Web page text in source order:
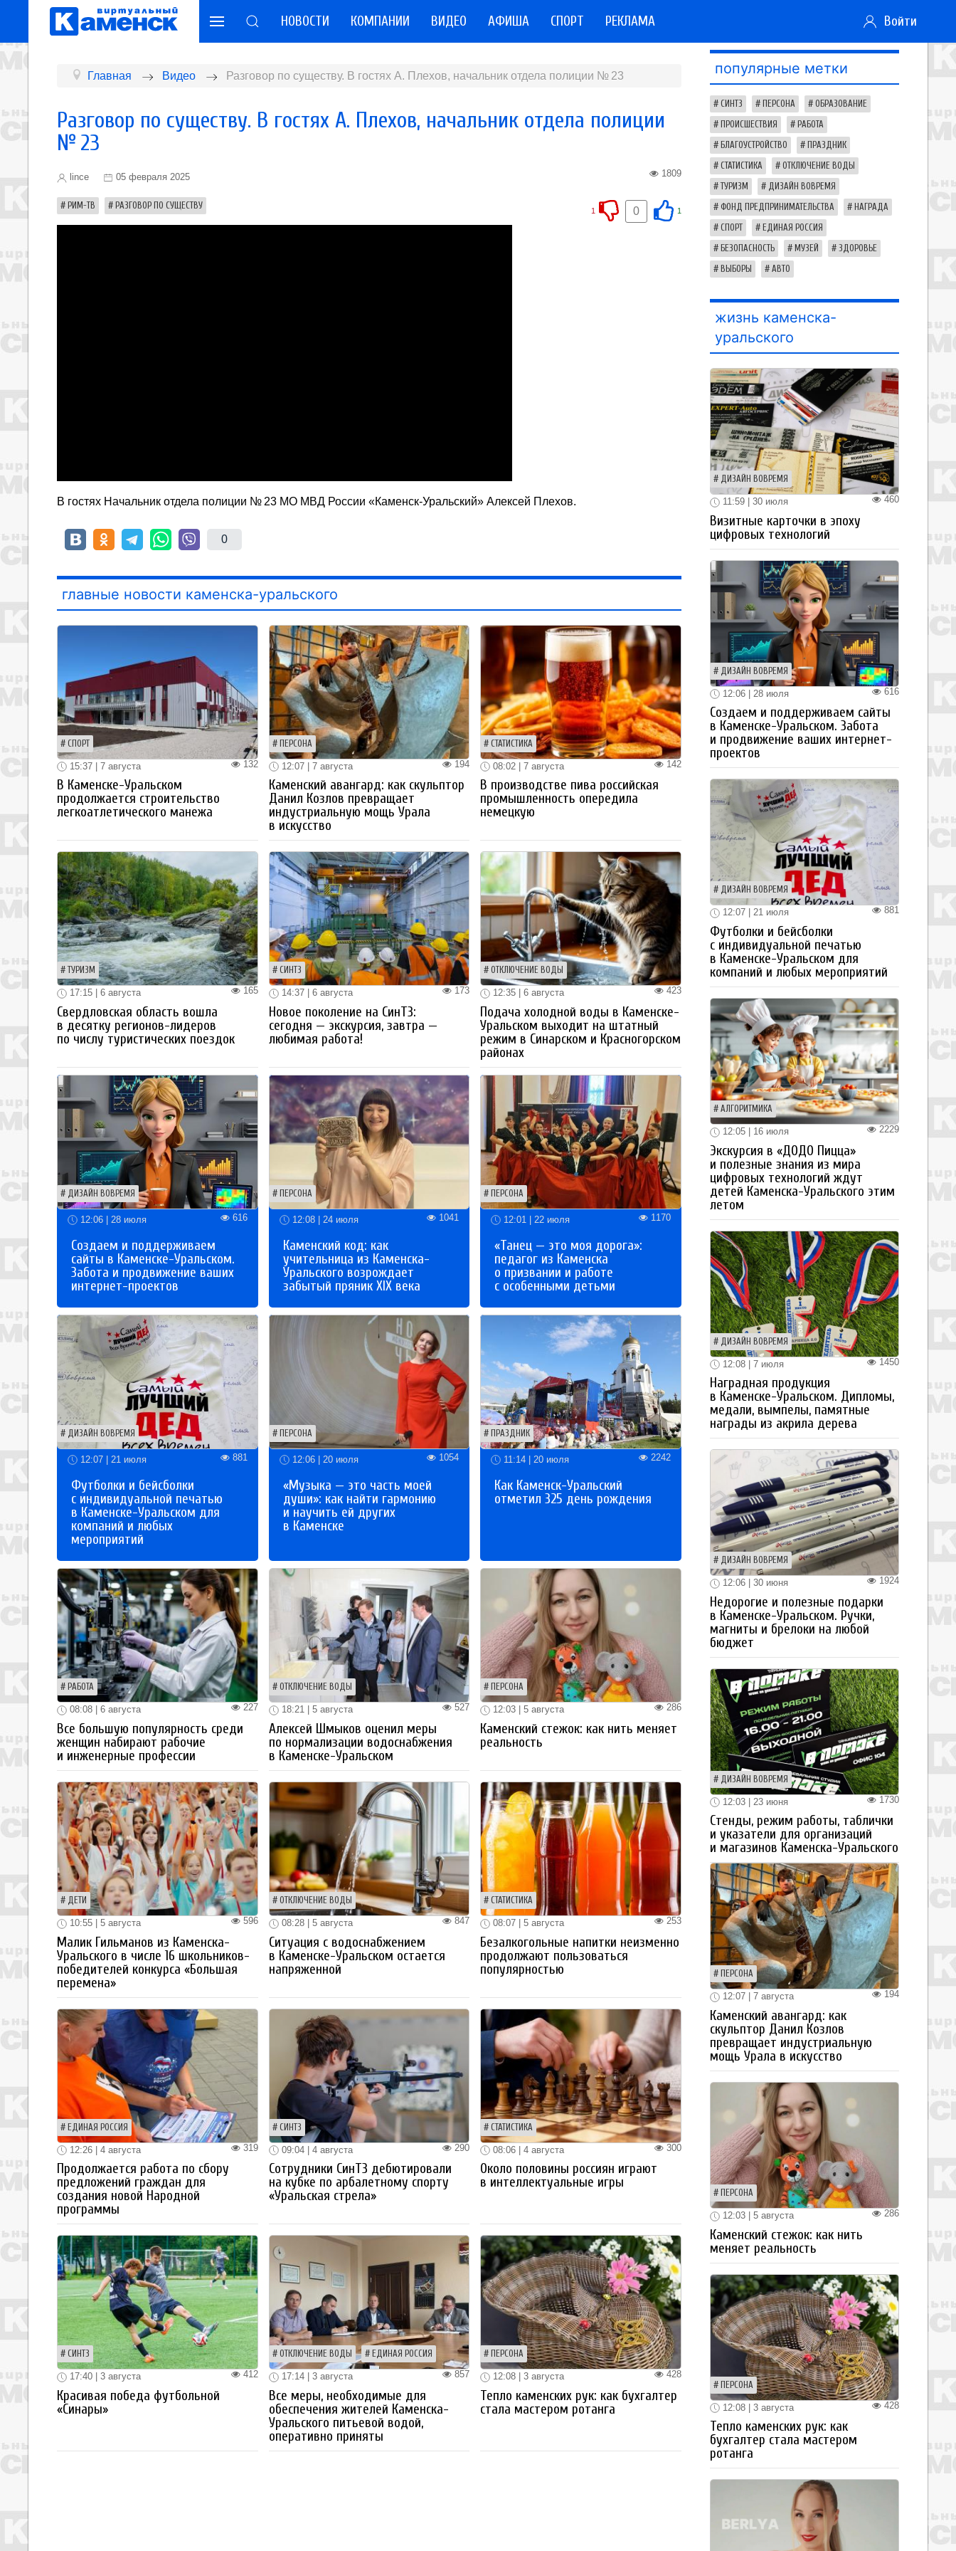
НОВОСТИ КОМПАНИИ ВИДЕО АФИША СПОРТ РЕКЛАМА Войти
Главная Видео Разговор по существу. В гостях А. Плехов, начальник отдела полиции № 23
Разговор по существу. В гостях А. Плехов, начальник отдела полиции
№ 23
lince 05 февраля 2025 1809
РИМ-ТВ РАЗГОВОР ПО СУЩЕСТВУ 1
0
1
В гостях Начальник отдела полиции № 23 МО МВД России «Каменск-Уральский» Алексей Плехов.
0
главные новости каменска-уральского
СПОРТ
132
15:37 | 7 августа
В Каменске-Уральском
продолжается строительство
легкоатлетического манежа
ПЕРСОНА
194
12:07 | 7 августа
Каменский авангард: как скульптор
Данил Козлов превращает
индустриальную мощь Урала
в искусство
СТАТИСТИКА
142
08:02 | 7 августа
В производстве пива российская
промышленность опередила
немецкую
ТУРИЗМ
165
17:15 | 6 августа
Свердловская область вошла
в десятку регионов-лидеров
по числу туристических поездок
СИНТЗ
173
14:37 | 6 августа
Новое поколение на СинТЗ:
сегодня — экскурсия, завтра —
любимая работа!
ОТКЛЮЧЕНИЕ ВОДЫ
423
12:35 | 6 августа
Подача холодной воды в Каменске-
Уральском выходит на штатный
режим в Синарском и Красногорском
районах
ДИЗАЙН ВОВРЕМЯ
12:06 | 28 июля 616
Создаем и поддерживаем
сайты в Каменске-Уральском.
Забота и продвижение ваших
интернет-проектов
ПЕРСОНА
12:08 | 24 июля 1041
Каменский код: как
учительница из Каменска-
Уральского возрождает
забытый пряник XIX века
ПЕРСОНА
12:01 | 22 июля 1170
«Танец — это моя дорога»:
педагог из Каменска
о призвании и работе
с особенными детьми
ДИЗАЙН ВОВРЕМЯ
12:07 | 21 июля 881
Футболки и бейсболки
с индивидуальной печатью
в Каменске-Уральском для
компаний и любых
мероприятий
ПЕРСОНА
12:06 | 20 июля 1054
«Музыка — это часть моей
души»: как найти гармонию
и научить ей других
в Каменске
ПРАЗДНИК
11:14 | 20 июля 2242
Как Каменск-Уральский
отметил 325 день рождения
РАБОТА
227
08:08 | 6 августа
Все большую популярность среди
женщин набирают рабочие
и инженерные профессии
ОТКЛЮЧЕНИЕ ВОДЫ
527
18:21 | 5 августа
Алексей Шмыков оценил меры
по нормализации водоснабжения
в Каменске-Уральском
ПЕРСОНА
286
12:03 | 5 августа
Каменский стежок: как нить меняет
реальность
ДЕТИ
596
10:55 | 5 августа
Малик Гильманов из Каменска-
Уральского в числе 16 школьников-
победителей конкурса «Большая
перемена»
ОТКЛЮЧЕНИЕ ВОДЫ
847
08:28 | 5 августа
Ситуация с водоснабжением
в Каменске-Уральском остается
напряженной
СТАТИСТИКА
253
08:07 | 5 августа
Безалкогольные напитки неизменно
продолжают пользоваться
популярностью
ЕДИНАЯ РОССИЯ
319
12:26 | 4 августа
Продолжается работа по сбору
предложений граждан для
создания новой Народной
программы
СИНТЗ
290
09:04 | 4 августа
Сотрудники СинТЗ дебютировали
на кубке по арбалетному спорту
«Уральская стрела»
СТАТИСТИКА
300
08:06 | 4 августа
Около половины россиян играют
в интеллектуальные игры
СИНТЗ
412
17:40 | 3 августа
Красивая победа футбольной
«Синары»
ОТКЛЮЧЕНИЕ ВОДЫ ЕДИНАЯ РОССИЯ
857
17:14 | 3 августа
Все меры, необходимые для
обеспечения жителей Каменска-
Уральского питьевой водой,
оперативно приняты
ПЕРСОНА
428
12:08 | 3 августа
Тепло каменских рук: как бухгалтер
стала мастером ротанга
популярные метки
СИНТЗ ПЕРСОНА ОБРАЗОВАНИЕ
ПРОИСШЕСТВИЯ РАБОТА
БЛАГОУСТРОЙСТВО ПРАЗДНИК
СТАТИСТИКА ОТКЛЮЧЕНИЕ ВОДЫ
ТУРИЗМ ДИЗАЙН ВОВРЕМЯ
ФОНД ПРЕДПРИНИМАТЕЛЬСТВА НАГРАДА
СПОРТ ЕДИНАЯ РОССИЯ
БЕЗОПАСНОСТЬ МУЗЕЙ ЗДОРОВЬЕ
ВЫБОРЫ АВТО
жизнь каменска-
уральского
ДИЗАЙН ВОВРЕМЯ
460
11:59 | 30 июля
Визитные карточки в эпоху
цифровых технологий
ДИЗАЙН ВОВРЕМЯ
616
12:06 | 28 июля
Создаем и поддерживаем сайты
в Каменске-Уральском. Забота
и продвижение ваших интернет-
проектов
ДИЗАЙН ВОВРЕМЯ
881
12:07 | 21 июля
Футболки и бейсболки
с индивидуальной печатью
в Каменске-Уральском для
компаний и любых мероприятий
АЛГОРИТМИКА
2229
12:05 | 16 июля
Экскурсия в «ДОДО Пицца»
и полезные знания из мира
цифровых технологий ждут
детей Каменска-Уральского этим
летом
ДИЗАЙН ВОВРЕМЯ
1450
12:08 | 7 июля
Наградная продукция
в Каменске-Уральском. Дипломы,
медали, вымпелы, памятные
награды из акрила дерева
ДИЗАЙН ВОВРЕМЯ
1924
12:06 | 30 июня
Недорогие и полезные подарки
в Каменске-Уральском. Ручки,
магниты и брелоки на любой
бюджет
ДИЗАЙН ВОВРЕМЯ
1730
12:03 | 23 июня
Стенды, режим работы, таблички
и указатели для организаций
и магазинов Каменска-Уральского
ПЕРСОНА
194
12:07 | 7 августа
Каменский авангард: как
скульптор Данил Козлов
превращает индустриальную
мощь Урала в искусство
ПЕРСОНА
286
12:03 | 5 августа
Каменский стежок: как нить
меняет реальность
ПЕРСОНА
428
12:08 | 3 августа
Тепло каменских рук: как
бухгалтер стала мастером
ротанга